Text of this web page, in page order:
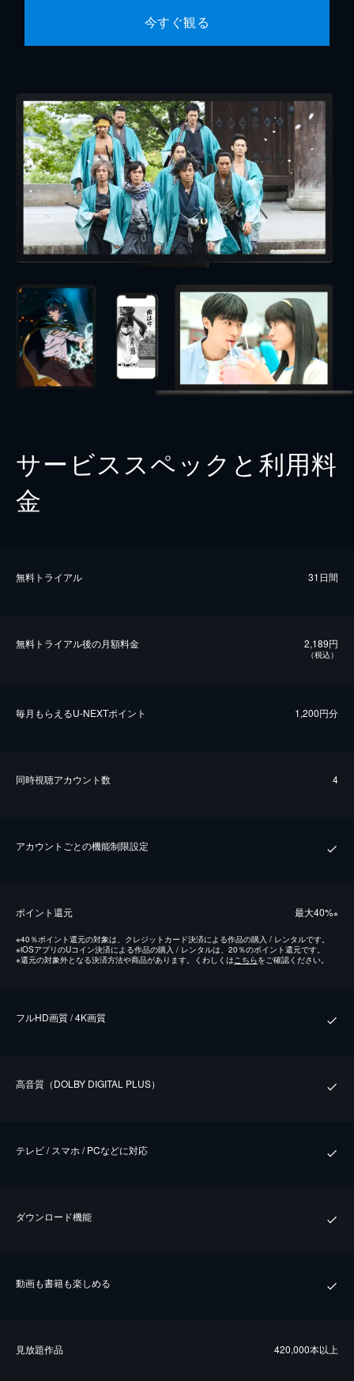
今すぐ観る
サービススペックと利用料
金
無料トライアル 31日間
無料トライアル後の⽉額料金 2,189円
（税込）
毎⽉もらえるU-NEXTポイント 1,200円分
同時視聴アカウント数 4
アカウントごとの機能制限設定
ポイント還元 最⼤40%※
※40％ポイント還元の対象は、クレジットカード決済による作品の購入 / レンタルです。
※iOSアプリのUコイン決済による作品の購入 / レンタルは、20％のポイント還元です。
※還元の対象外となる決済方法や商品があります。くわしくはこちらをご確認ください。
フルHD画質 / 4K画質
⾼⾳質（DOLBY DIGITAL PLUS）
テレビ / スマホ / PCなどに対応
ダウンロード機能
動画も書籍も楽しめる
⾒放題作品 420,000本以上